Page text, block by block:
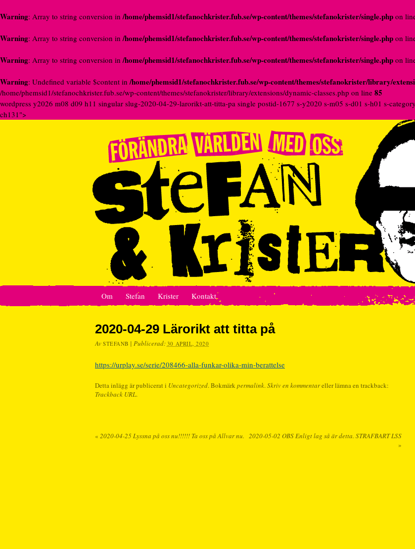
Warning: Array to string conversion in/home/phemsid1/stefanochkrister.fub.se/wp-content/themes/stefanokrister/single.php on
Warning: Array to string conversion in/home/phemsid1/stefanochkrister.fub.se/wp-content/themes/stefanokrister/single.php on
Warning: Array to string conversion in/home/phemsid1/stefanochkrister.fub.se/wp-content/themes/stefanokrister/single.php on
Warning: Undefined variable $content in/home/phemsid1/stefanochkrister.fub.se/wp-content/themes/stefanokrister/library/
/home/phemsid1/stefanochkrister.fub.se/wp-content/themes/stefanokrister/library/extensions/dynamic-classes.php on line 85
wordpress y2026 m08 d09 h11 singular slug-2020-04-29-larorikt-att-titta-pa single postid-1677 s-y2020 s-m05 s-d01 s-h01 s-
ch131">
Om Stefan Krister Kontakt
2020-04-29 Lärorikt att titta på
Av STEFANB | Publicerad: 30 APRIL, 2020
https://urplay.se/serie/208466-alla-funkar-olika-min-berattelse
Detta inlägg är publicerat i Uncategorized. Bokmärkpermalink.Skriv en kommentareller lämna en trackback:
Trackback URL.
« 2020-04-25 Lyssna på oss nu!!!!!! Ta oss på Allvar nu. 2020-05-02 OBS Enligt lag så är detta. STRAFBART LSS
»